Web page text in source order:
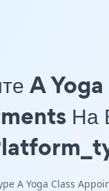
A
На
A Yoga Class